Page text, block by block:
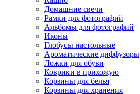
Домашние свечи
Рамки для фотографий
Альбомы для фотографий
Иконы
Глобусы настольные
Ароматические диффузоры
Ложки для обуви
Коврики в прихожую
Корзины для белья
Корзины для хранения